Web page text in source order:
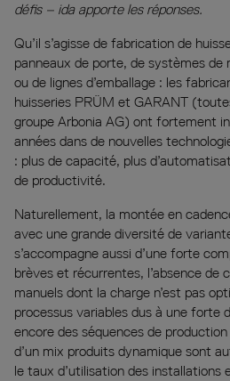
défis – ida apporte les réponses.
Qu’il s’agisse de fabrication de
panneaux de porte, de systèmes
ou de lignes d’emballage : les
huisseries PRÜM et GARANT
groupe Arbonia AG) ont fortement
années dans de nouvelles
: plus de capacité, plus
de productivité.
Naturellement, la montée en
avec une grande diversité de
s’accompagne aussi d’une forte
brèves et récurrentes, l’absence de
manuels dont la charge n’est pas
processus variables dus à une forte
encore des séquences de
d’un mix produits dynamique sont
le taux d’utilisation des installations